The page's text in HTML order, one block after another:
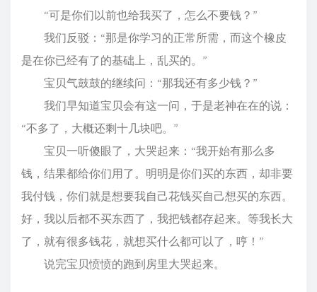
“可是你们以前也给我买了，怎么不要钱？”
我们反驳：“那是你学习的正常所需，而这个橡皮
是在你已经有了的基础上，乱买的。”
宝贝气鼓鼓的继续问：“那我还有多少钱？”
我们早知道宝贝会有这一问，于是老神在在的说：
“不多了，大概还剩十几块吧。”
宝贝一听傻眼了，大哭起来：“我开始有那么多
钱，结果都给你们用了。明明是你们买的东西，却非要
我付钱，你们就是想要我自己花钱买自己想买的东西。
好，我以后都不买东西了，我把钱都存起来。等我长大
了，就有很多钱花，就想买什么都可以了，哼！”
说完宝贝愤愤的跑到房里大哭起来。